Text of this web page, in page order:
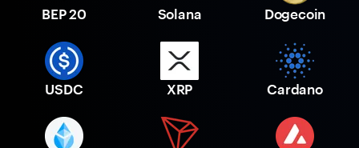
BEP 20 Solana Dogecoin
USDC XRP Cardano